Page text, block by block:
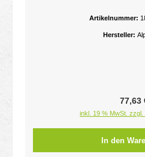
Artikelnummer:
Hersteller:
77,63
inkl. 19 % MwSt.
In den